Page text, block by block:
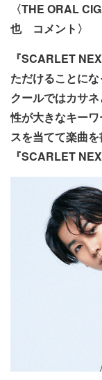
〈THE ORAL
也 コメント〉
『SCARLET
ただけることに
クールではカサ
性が大きなキー
スを当てて楽曲
『SCARLET